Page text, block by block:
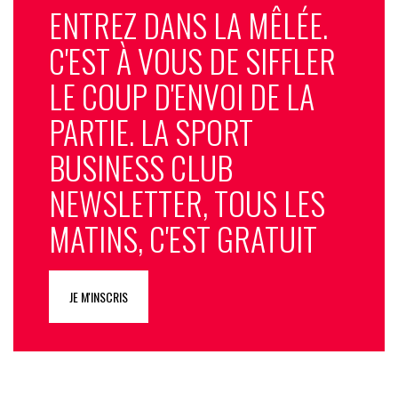
ENTREZ DANS LA MÊLÉE.
C'EST À VOUS DE SIFFLER
LE COUP D'ENVOI DE LA
PARTIE. LA SPORT
BUSINESS CLUB
NEWSLETTER, TOUS LES
MATINS, C'EST GRATUIT
JE M'INSCRIS